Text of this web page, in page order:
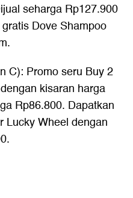
seharga Rp127.900
Dove Shampoo
C): Promo seru Buy 2
kisaran harga
Rp86.800. Dapatkan
Lucky Wheel dengan